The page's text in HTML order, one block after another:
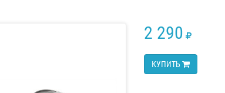
2 290
КУПИТЬ